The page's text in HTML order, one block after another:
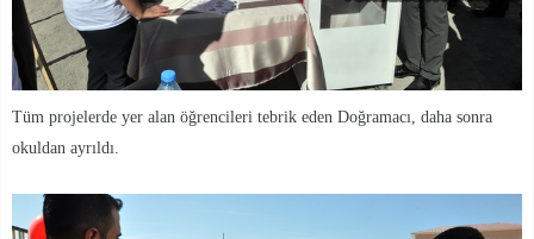
Tüm projelerde yer alan öğrencileri tebrik eden Doğramacı, daha sonra
okuldan ayrıldı.